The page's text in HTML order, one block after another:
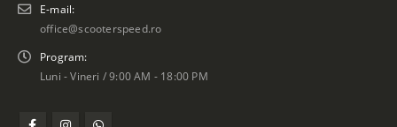
E-mail:
office@scooterspeed.ro
Program:
Luni - Vineri / 9:00 AM - 18:00 PM